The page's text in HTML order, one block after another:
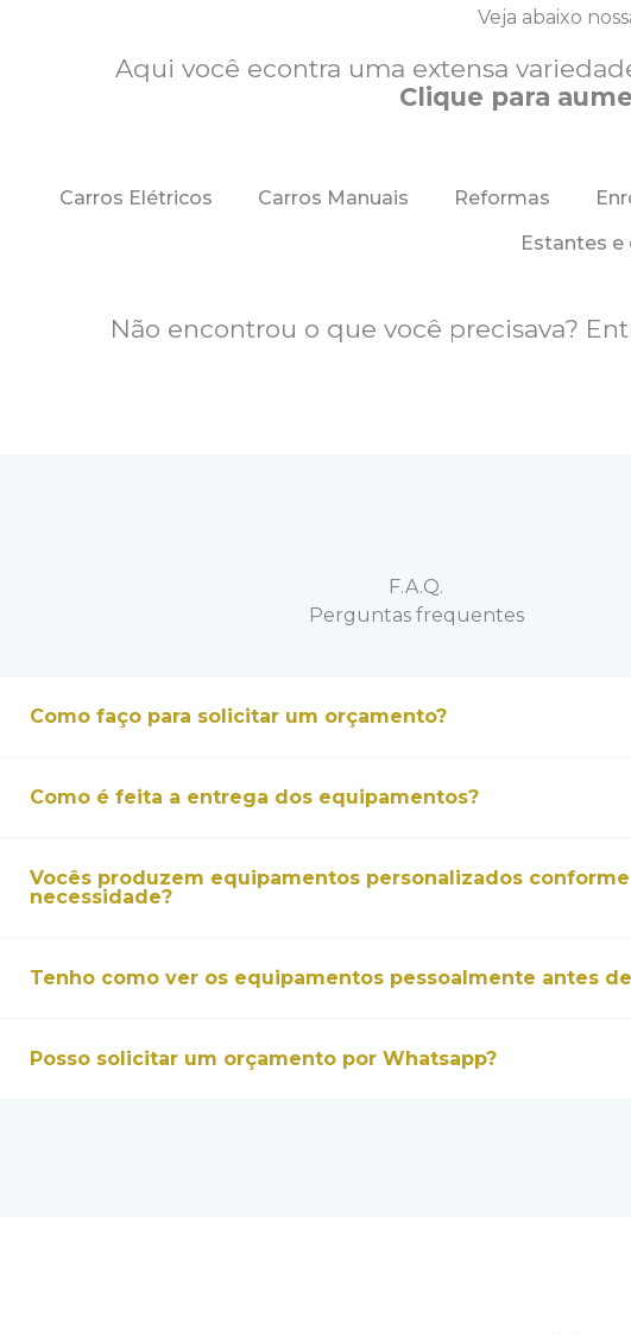
Veja abaixo
Aqui você econtra uma extensa
Clique para
Carros Elétricos Carros Manuais Reformas
Estantes
Não encontrou o que você precisava?
F.A.Q.
Perguntas frequentes
Como faço para solicitar um orçamento?
Como é feita a entrega dos equipamentos?
Vocês produzem equipamentos personalizados
necessidade?
Tenho como ver os equipamentos pessoalmente antes
Posso solicitar um orçamento por Whatsapp?